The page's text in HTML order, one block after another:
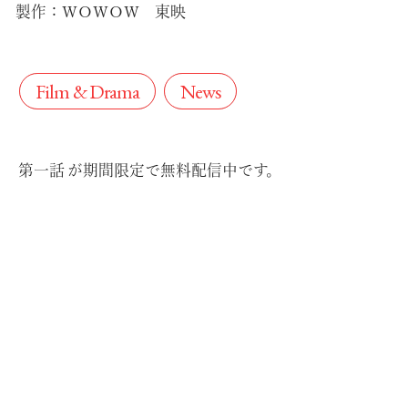
製作：ＷＯＷＯＷ 東映
Film & Drama News
第一話 が期間限定で無料配信中です。